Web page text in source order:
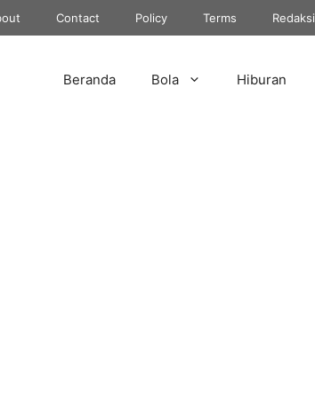
Contact Policy Terms Redaksi
Beranda Bola Hiburan